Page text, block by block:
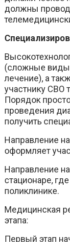
должны
(сложные виды
лечение), а
участнику СВО
Порядок
проведения
получить
Направление
оформляет
Направление
стационаре,
поликлинике.
Медицинская
этапа:
Первый этап